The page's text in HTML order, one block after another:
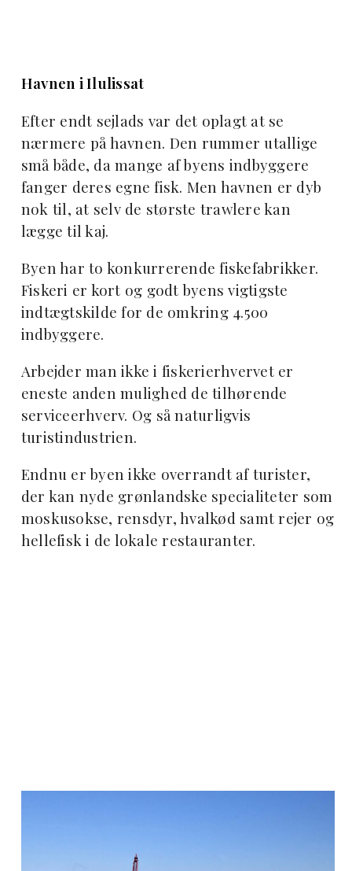
Havnen i Ilulissat
Efter endt sejlads var det oplagt at se
nærmere på havnen. Den rummer utallige
små både, da mange af byens indbyggere
fanger deres egne fisk. Men havnen er dyb
nok til, at selv de største trawlere kan
lægge til kaj.
Byen har to konkurrerende fiskefabrikker.
Fiskeri er kort og godt byens vigtigste
indtægtskilde for de omkring 4.500
indbyggere.
Arbejder man ikke i fiskerierhvervet er
eneste anden mulighed de tilhørende
serviceerhverv. Og så naturligvis
turistindustrien.
Endnu er byen ikke overrandt af turister,
der kan nyde grønlandske specialiteter som
moskusokse, rensdyr, hvalkød samt rejer og
hellefisk i de lokale restauranter.